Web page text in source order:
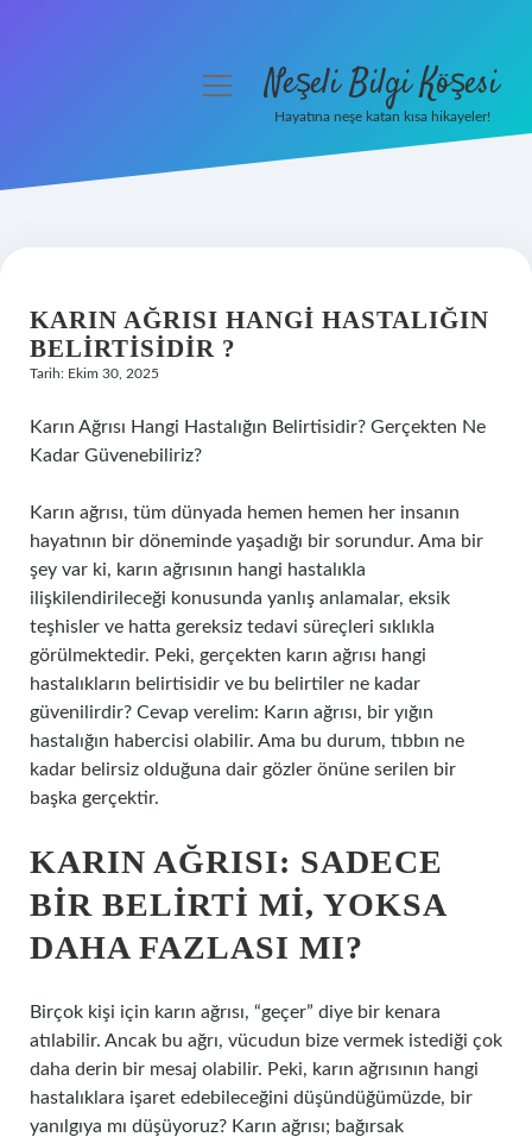
Hakkımızda
menüyüNeşeli Bilgi Köşesi
Hayatına neşe katan kısa hikayeler!
KARIN AĞRISI HANGI HASTALIĞIN
BELIRTISIDIR ?
Tarih: Ekim 30, 2025
Karın Ağrısı Hangi Hastalığın Belirtisidir? Gerçekten Ne
Kadar Güvenebiliriz?
Karın ağrısı, tüm dünyada hemen hemen her insanın
hayatının bir döneminde yaşadığı bir sorundur. Ama bir
şey var ki, karın ağrısının hangi hastalıkla
ilişkilendirileceği konusunda yanlış anlamalar, eksik
teşhisler ve hatta gereksiz tedavi süreçleri sıklıkla
görülmektedir. Peki, gerçekten karın ağrısı hangi
hastalıkların belirtisidir ve bu belirtiler ne kadar
güvenilirdir? Cevap verelim: Karın ağrısı, bir yığın
hastalığın habercisi olabilir. Ama bu durum, tıbbın ne
kadar belirsiz olduğuna dair gözler önüne serilen bir
başka gerçektir.
KARIN AĞRISI: SADECE
BIR BELIRTI MI, YOKSA
DAHA FAZLASI MI?
Birçok kişi için karın ağrısı, “geçer” diye bir kenara
atılabilir. Ancak bu ağrı, vücudun bize vermek istediği çok
daha derin bir mesaj olabilir. Peki, karın ağrısının hangi
hastalıklara işaret edebileceğini düşündüğümüzde, bir
yanılgıya mı düşüyoruz? Karın ağrısı; bağırsak